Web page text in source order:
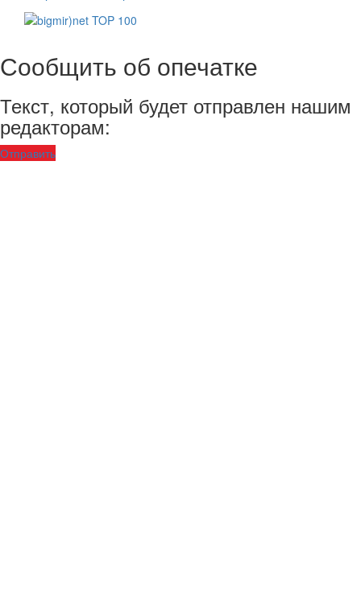
Сообщить об опечатке
Текст, который будет отправлен нашим
редакторам:
Отправить